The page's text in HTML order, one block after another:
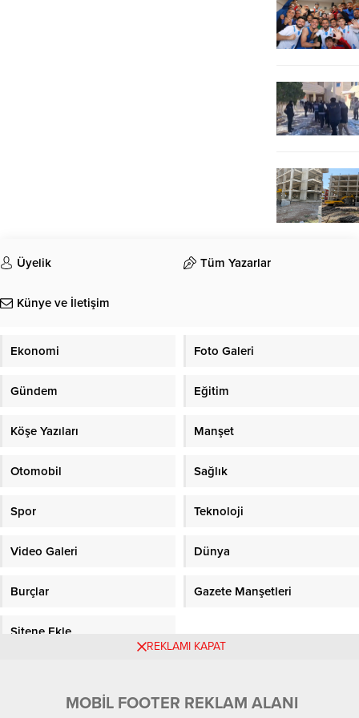
Üyelik Tüm Yazarlar
Künye ve İletişim
Ekonomi Foto Galeri
Gündem Eğitim
Köşe Yazıları Manşet
Otomobil Sağlık
Spor Teknoloji
Video Galeri Dünya
Burçlar Gazete Manşetleri
Sitene Ekle
REKLAMI KAPAT
MOBİL FOOTER REKLAM ALANI